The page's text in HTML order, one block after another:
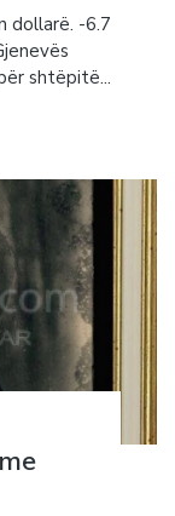
dollarë. -6.7
shtëpitë...